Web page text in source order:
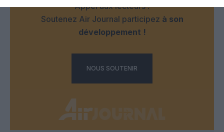
Appel aux lecteurs !
Soutenez Air Journal participez à son
développement !
NOUS SOUTENIR